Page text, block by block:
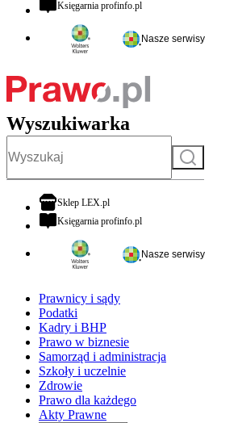
Księgarnia profinfo.plotwiera się w nowej karcie
Nasze serwisy
Wyszukiwarka
Szukaj
Sklep LEX.plotwiera się w nowej karcie
Księgarnia profinfo.plotwiera się w nowej karcie
Nasze serwisy
Prawnicy i sądy
Podatki
Kadry i BHP
Prawo w biznesie
Samorząd i administracja
Szkoły i uczelnie
Zdrowie
Prawo dla każdego
Akty Prawne